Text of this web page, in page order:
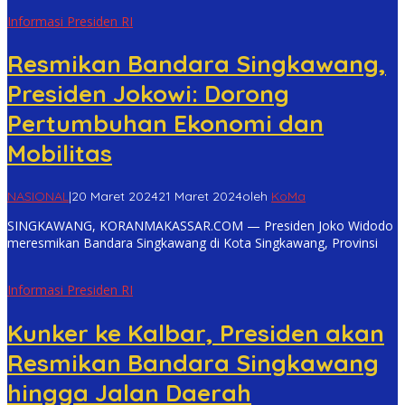
Informasi Presiden RI
Resmikan Bandara Singkawang,
Presiden Jokowi: Dorong
Pertumbuhan Ekonomi dan
Mobilitas
NASIONAL|20 Maret 202421 Maret 2024oleh KoMa
SINGKAWANG, KORANMAKASSAR.COM — Presiden Joko Widodo
meresmikan Bandara Singkawang di Kota Singkawang, Provinsi
Informasi Presiden RI
Kunker ke Kalbar, Presiden akan
Resmikan Bandara Singkawang
hingga Jalan Daerah